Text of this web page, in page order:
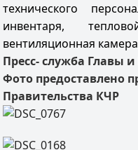
технического
инвентаря,
вентиляционная
Пресс- служба Главы
Фото предоставлено
Правительства КЧР